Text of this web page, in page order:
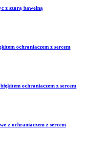
z szarą bawełną
ochraniaczem z sercem
ochraniaczem z sercem
z ochraniaczem z sercem